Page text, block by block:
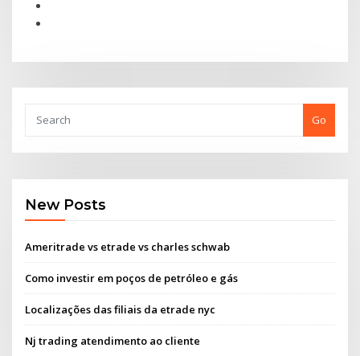
Go
New Posts
Ameritrade vs etrade vs charles schwab
Como investir em poços de petróleo e gás
Localizações das filiais da etrade nyc
Nj trading atendimento ao cliente